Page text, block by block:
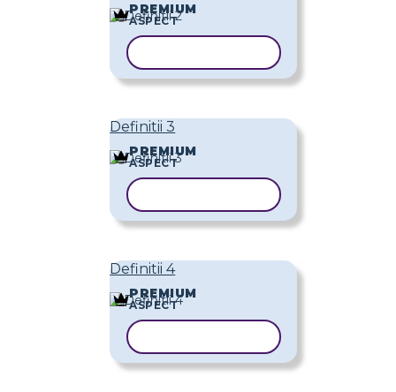
PREMIUM
ASPECT
Definitii 3
PREMIUM
ASPECT
Definitii 4
PREMIUM
ASPECT